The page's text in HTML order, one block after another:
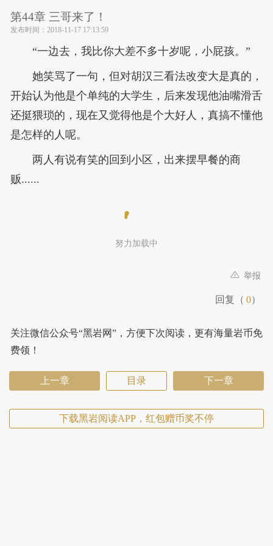
第44章 三哥来了！
发布时间： 2018-11-17 17:13:59
“一边去，我比你大差不多十岁呢，小屁孩。”
她笑骂了一句，但对胡汉三看法改变大是真的，
开始认为他是个单纯的大学生，后来发现他油嘴滑舌
还挺猥琐的，现在又觉得他是个大好人，真搞不懂他
是怎样的人呢。
两人有说有笑的回到小区，出来摆早餐的商
贩......
努力加载中
举报
回复（ 0）
关注微信公众号“黑岩网”，方便下次阅读，更有海量岩币免
费领！
上一章 目录 下一章
下载黑岩阅读APP，红包赠币奖不停